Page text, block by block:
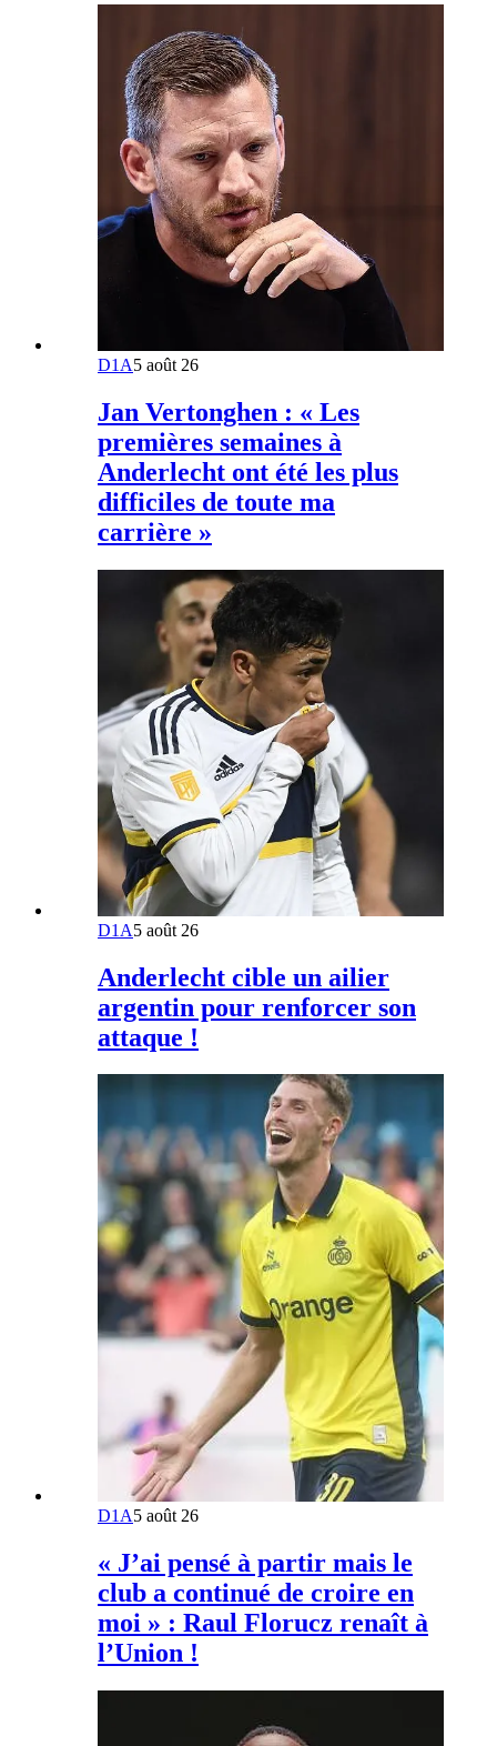
D1A5 août 26
Jan Vertonghen : « Les
premières semaines à
Anderlecht ont été les plus
difficiles de toute ma
carrière »
D1A5 août 26
Anderlecht cible un ailier
argentin pour renforcer son
attaque !
D1A5 août 26
« J’ai pensé à partir mais le
club a continué de croire en
moi » : Raul Florucz renaît à
l’Union !